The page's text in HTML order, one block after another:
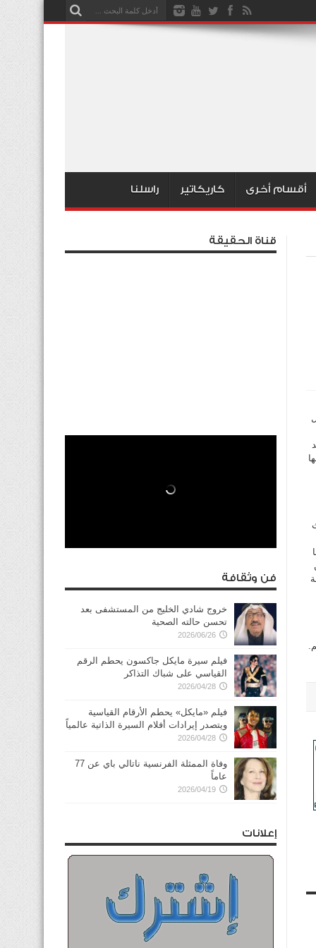
أقسام أخرى كاريكاتير راسلنا
قناة الحقيقة
فن وثقافة
خروج شادي الخليج من المستشفى بعد
تحسن حالته الصحية
2026/06/26
فيلم سيرة مايكل جاكسون يحطم الرقم
القياسي على شباك التذاكر
2026/04/28
فيلم «مايكل» يحطم الأرقام القياسية
ويتصدر إيرادات أفلام السيرة الذاتية عالمياً
2026/04/28
وفاة الممثلة الفرنسية ناتالي باي عن 77
عاماً
2026/04/19
إعلانات